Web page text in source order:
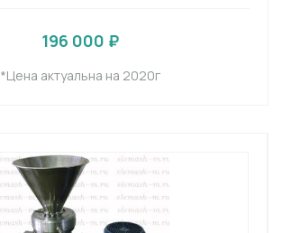
196 000 ₽
*Цена актуальна на 2020г